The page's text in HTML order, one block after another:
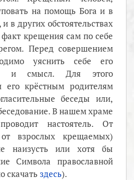
на помощь Бога и в
в других обстоятельствах
крещения сам по себе
Перед совершением
уяснить себе его
и смысл. Для этого
крёстным родителям
беседы или,
В нашем храме
настоятель. От
взрослых крещаемых)
наизусть или хотя бы
Символа православной
скачать здесь).